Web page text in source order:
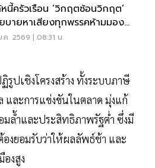
นี้ครัวเรือน ‘วิกฤตซ้อนวิกฤต’
บายหาเสียงทุกพรรคห้ามมอง
.ค. 2569 | 08:31 น.
ปเชิงโครงสร้าง ทั้งระบบภาษี
และการแข่งขันในตลาด มุ่งแก้
มลํ้าและประสิทธิภาพรัฐตํ่า ซึ่งมี
องยอมรับว่าให้ผลลัพธ์ช้า และ
งสูง